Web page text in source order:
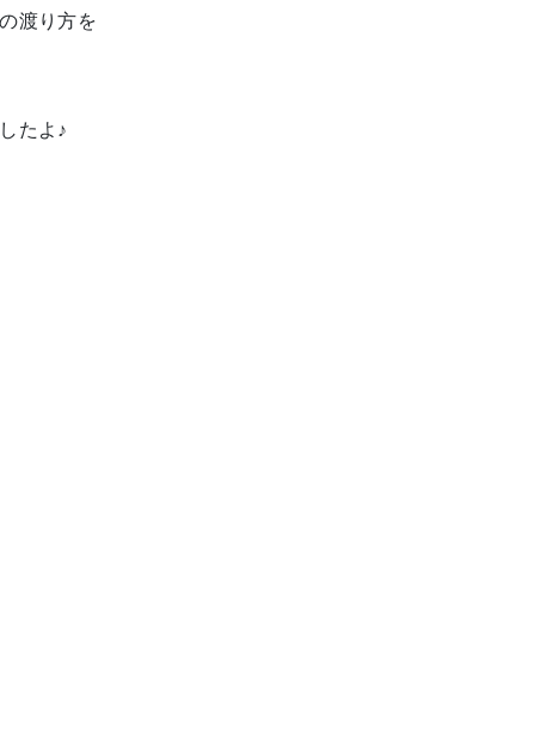
渡り方を
たよ♪